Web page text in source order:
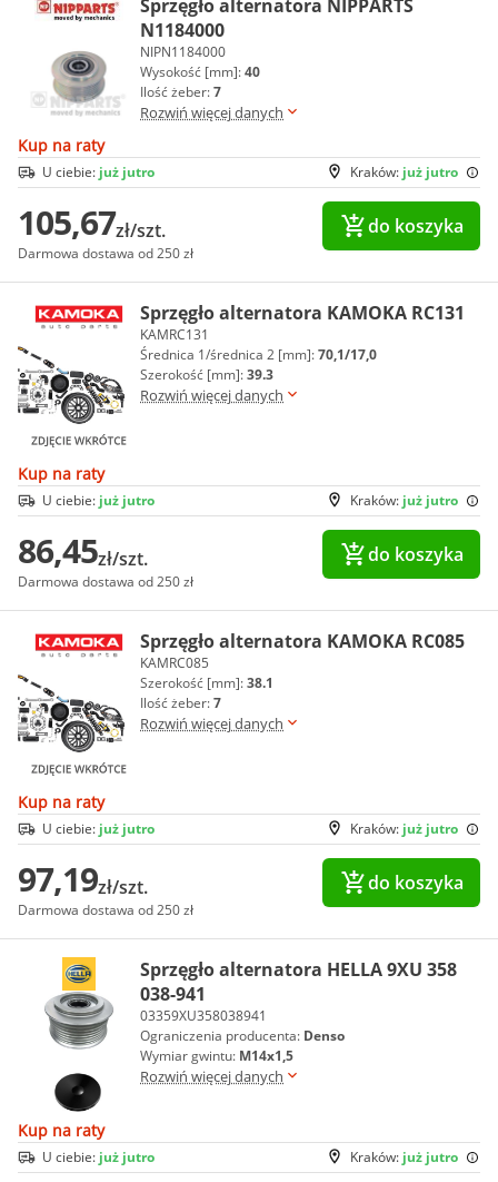
Sprzęgło alternatora NIPPARTS
N1184000
NIPN1184000
Wysokość [mm]:40
Ilość żeber:7
Rozwiń więcej danych
Kup na raty
Kraków: już jutro
U ciebie: już jutro
105,67zł/szt.
Darmowa dostawa od 250 zł
do koszyka
Sprzęgło alternatora KAMOKA RC131
KAMRC131
Średnica 1/średnica 2 [mm]:70,1/17,0
Szerokość [mm]:39.3
Rozwiń więcej danych
Kup na raty
Kraków: już jutro
U ciebie: już jutro
86,45zł/szt.
Darmowa dostawa od 250 zł
do koszyka
Sprzęgło alternatora KAMOKA RC085
KAMRC085
Szerokość [mm]:38.1
Ilość żeber:7
Rozwiń więcej danych
Kup na raty
Kraków: już jutro
U ciebie: już jutro
97,19zł/szt.
Darmowa dostawa od 250 zł
do koszyka
Sprzęgło alternatora HELLA 9XU 358
038-941
03359XU358038941
Ograniczenia producenta: Denso
Wymiar gwintu: M14x1,5
Rozwiń więcej danych
Kup na raty
Kraków: już jutro
U ciebie: już jutro